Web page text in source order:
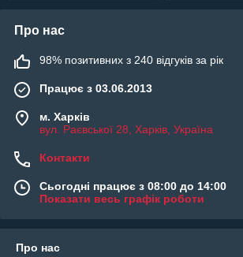
Про нас
98% позитивних з 240 відгуків за рік
Працює з 03.06.2013
м. Харків
вул. Раєвської 28, Харків, Україна
Контакти
Сьогодні працює з 08:00 до 14:00
Показати весь графік роботи
Про нас